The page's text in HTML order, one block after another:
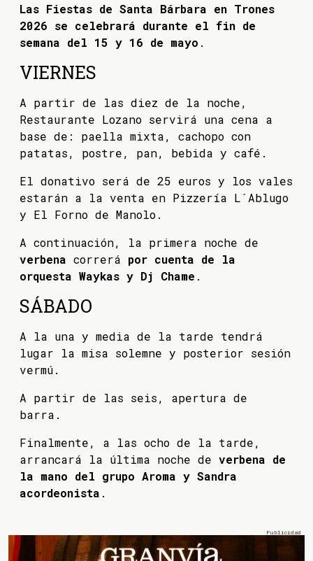
Las Fiestas de Santa Bárbara en Trones
2026 se celebrará durante el fin de
semana del 15 y 16 de mayo .
VIERNES
A partir de las diez de la noche,
Restaurante Lozano servirá una cena a
base de: paella mixta, cachopo con
patatas, postre, pan, bebida y café.
El donativo será de 25 euros y los vales
estarán a la venta en Pizzería L´Ablugo
y El Forno de Manolo.
A continuación, la primera noche de
verbena correrá por cuenta de la
orquesta Waykas y Dj Chame .
SÁBADO
A la una y media de la tarde tendrá
lugar la misa solemne y posterior sesión
vermú.
A partir de las seis, apertura de
barra.
Finalmente, a las ocho de la tarde,
arrancará la última noche de verbena de
la mano del grupo Aroma y Sandra
acordeonista .